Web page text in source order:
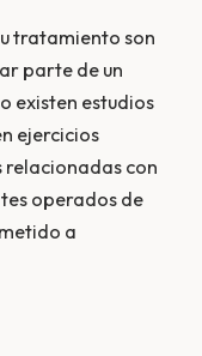
tratamiento son
parte de un
existen estudios
ejercicios
relacionadas con
operados de
a